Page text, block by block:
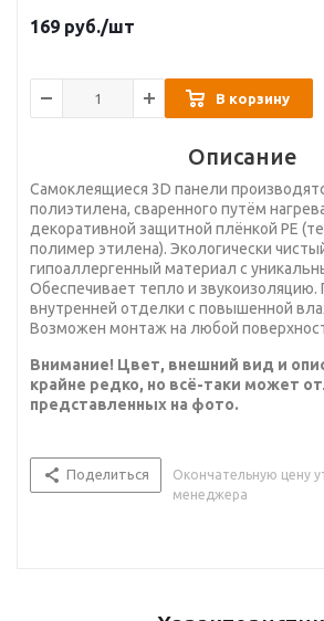
169 руб./шт
В корзину
Описание
Самоклеящиеся 3D панели
полиэтилена, сваренного путём
декоративной защитной плёнкой PE
полимер этилена). Экологически
гипоаллергенный материал с
Обеспечивает тепло и
внутренней отделки с повышенной
Возможен монтаж на любой
Внимание! Цвет, внешний вид и
крайне редко, но всё-таки может
представленных на фото.
Поделиться
Окончательную цену
менеджера